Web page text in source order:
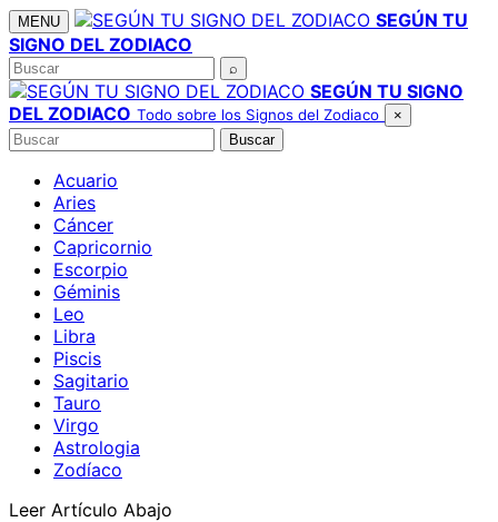
Saltar
al
contenido
MENU
SEGÚN TU
SIGNO DEL ZODIACO
Buscar
⌕
SEGÚN TU SIGNO
DEL ZODIACO Todo sobre los Signos del Zodiaco ×
Buscar Buscar
Acuario
Aries
Cáncer
Capricornio
Escorpio
Géminis
Leo
Libra
Piscis
Sagitario
Tauro
Virgo
Astrologia
Zodíaco
Leer Artículo Abajo